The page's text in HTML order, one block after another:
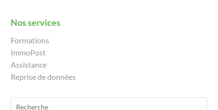
Nos services
Formations
ImmoPost
Assistance
Reprise de données